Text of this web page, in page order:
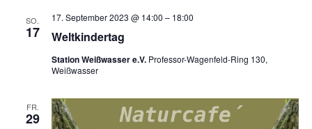
SO.
17 Weltkindertag
17. September 2023 @ 14:00 – 18:00
Station Weißwasser e.V. Professor-Wagenfeld-Ring 130,
Weißwasser
FR.
29